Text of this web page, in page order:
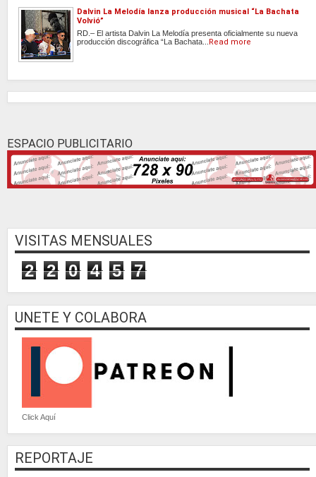
Dalvin La Melodía lanza producción musical “La Bachata
Volvió”
RD.– El artista Dalvin La Melodía presenta oficialmente su nueva
producción discográfica “La Bachata... Read more
ESPACIO PUBLICITARIO
VISITAS MENSUALES
2 2 0 4 5 7
UNETE Y COLABORA
Click Aquí
REPORTAJE